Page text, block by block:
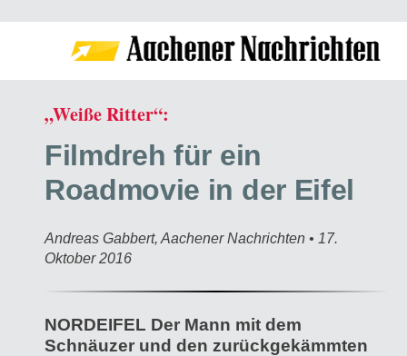
„Weiße Ritter“:
Filmdreh für ein
Roadmovie in der Eifel
Andreas Gabbert, Aachener Nachrichten • 17.
Oktober 2016
NORDEIFEL Der Mann mit dem
Schnäuzer und den zurückgekämmten